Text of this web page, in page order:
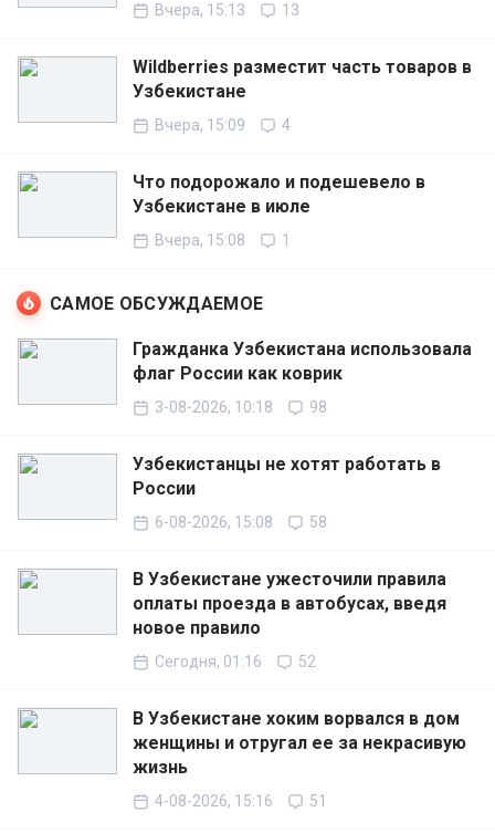
Вчера, 15:13 13
Wildberries разместит часть товаров в
Узбекистане
Вчера, 15:09 4
Что подорожало и подешевело в
Узбекистане в июле
Вчера, 15:08 1
САМОЕ ОБСУЖДАЕМОЕ
Гражданка Узбекистана использовала
флаг России как коврик
3-08-2026, 10:18 98
Узбекистанцы не хотят работать в
России
6-08-2026, 15:08 58
В Узбекистане ужесточили правила
оплаты проезда в автобусах, введя
новое правило
Сегодня, 01:16 52
В Узбекистане хоким ворвался в дом
женщины и отругал ее за некрасивую
жизнь
4-08-2026, 15:16 51